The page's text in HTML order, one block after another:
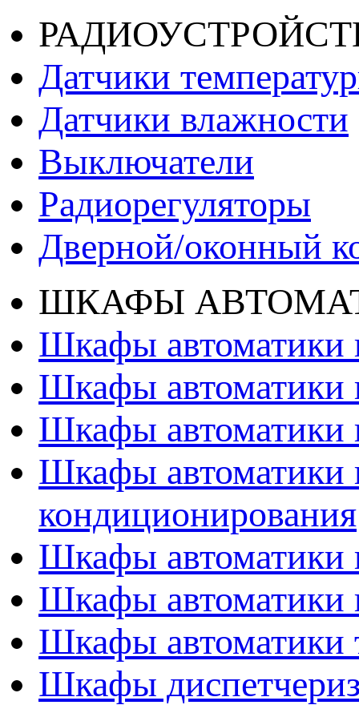
Датчики
Датчики влажности
Выключатели
Радиорегуляторы
Дверной/оконный
ШКАФЫ
Шкафы автоматики
Шкафы автоматики
Шкафы автоматики
Шкафы автоматики
кондиционирования
Шкафы автоматики
Шкафы автоматики
Шкафы автоматики
Шкафы